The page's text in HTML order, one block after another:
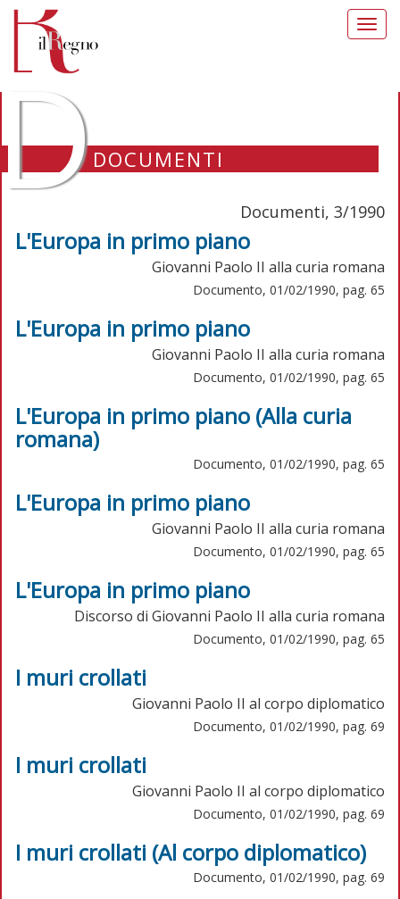
DOCUMENTI
Documenti, 3/1990
L'Europa in primo piano
Giovanni Paolo II alla curia romana
Documento, 01/02/1990, pag. 65
L'Europa in primo piano
Giovanni Paolo II alla curia romana
Documento, 01/02/1990, pag. 65
L'Europa in primo piano (Alla curia
romana)
Documento, 01/02/1990, pag. 65
L'Europa in primo piano
Giovanni Paolo II alla curia romana
Documento, 01/02/1990, pag. 65
L'Europa in primo piano
Discorso di Giovanni Paolo II alla curia romana
Documento, 01/02/1990, pag. 65
I muri crollati
Giovanni Paolo II al corpo diplomatico
Documento, 01/02/1990, pag. 69
I muri crollati
Giovanni Paolo II al corpo diplomatico
Documento, 01/02/1990, pag. 69
I muri crollati (Al corpo diplomatico)
Documento, 01/02/1990, pag. 69